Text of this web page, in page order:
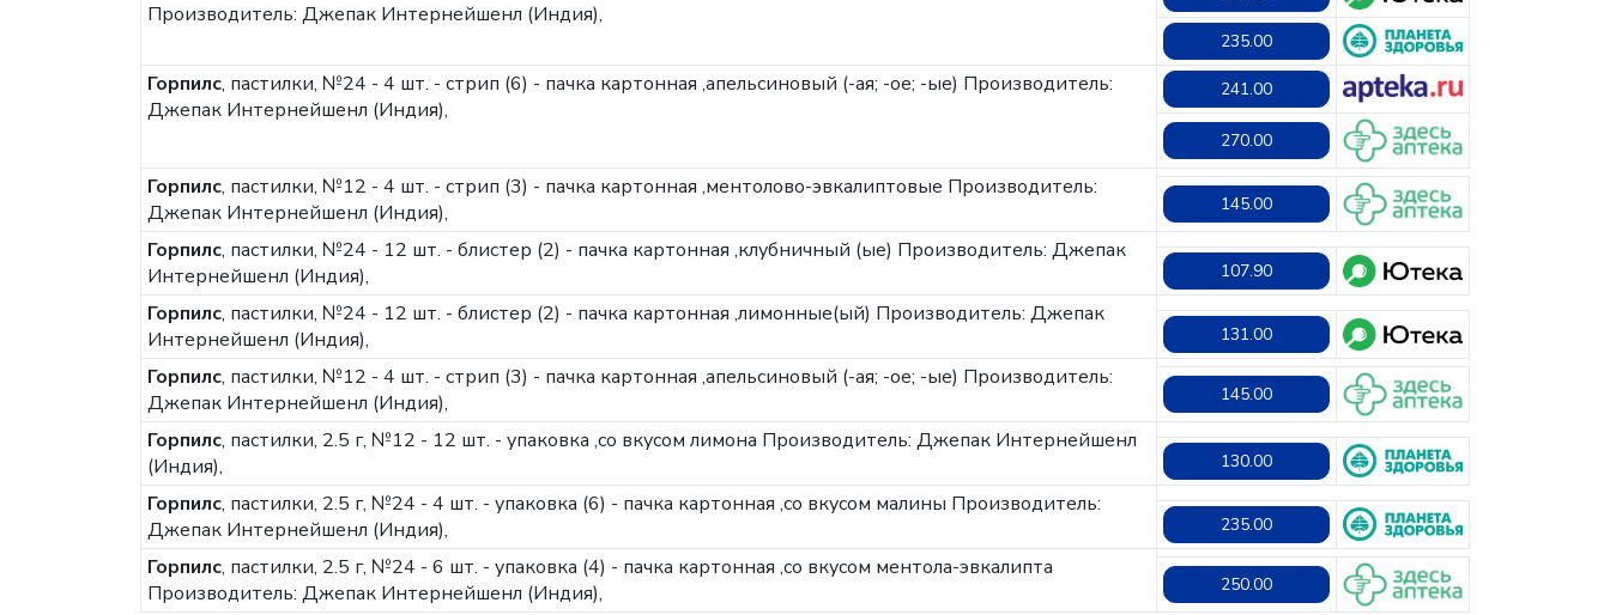
Производитель: Джепак Интернейшенл (Индия),
235.00
Горпилс, пастилки, №24 - 4 шт. - стрип (6) - пачка картонная ,апельсиновый (-ая; -ое; -ые) Производитель:
Джепак Интернейшенл (Индия),
241.00
270.00
Горпилс, пастилки, №12 - 4 шт. - стрип (3) - пачка картонная ,ментолово-эвкалиптовые Производитель:
Джепак Интернейшенл (Индия),
145.00
Горпилс, пастилки, №24 - 12 шт. - блистер (2) - пачка картонная ,клубничный (ые) Производитель: Джепак
Интернейшенл (Индия),
107.90
Горпилс, пастилки, №24 - 12 шт. - блистер (2) - пачка картонная ,лимонные(ый) Производитель: Джепак
Интернейшенл (Индия),
131.00
Горпилс, пастилки, №12 - 4 шт. - стрип (3) - пачка картонная ,апельсиновый (-ая; -ое; -ые) Производитель:
Джепак Интернейшенл (Индия),
145.00
Горпилс, пастилки, 2.5 г, №12 - 12 шт. - упаковка ,со вкусом лимона Производитель: Джепак Интернейшенл
(Индия),
130.00
Горпилс, пастилки, 2.5 г, №24 - 4 шт. - упаковка (6) - пачка картонная ,со вкусом малины Производитель:
Джепак Интернейшенл (Индия),
235.00
Горпилс, пастилки, 2.5 г, №24 - 6 шт. - упаковка (4) - пачка картонная ,со вкусом ментола-эвкалипта
Производитель: Джепак Интернейшенл (Индия),
250.00